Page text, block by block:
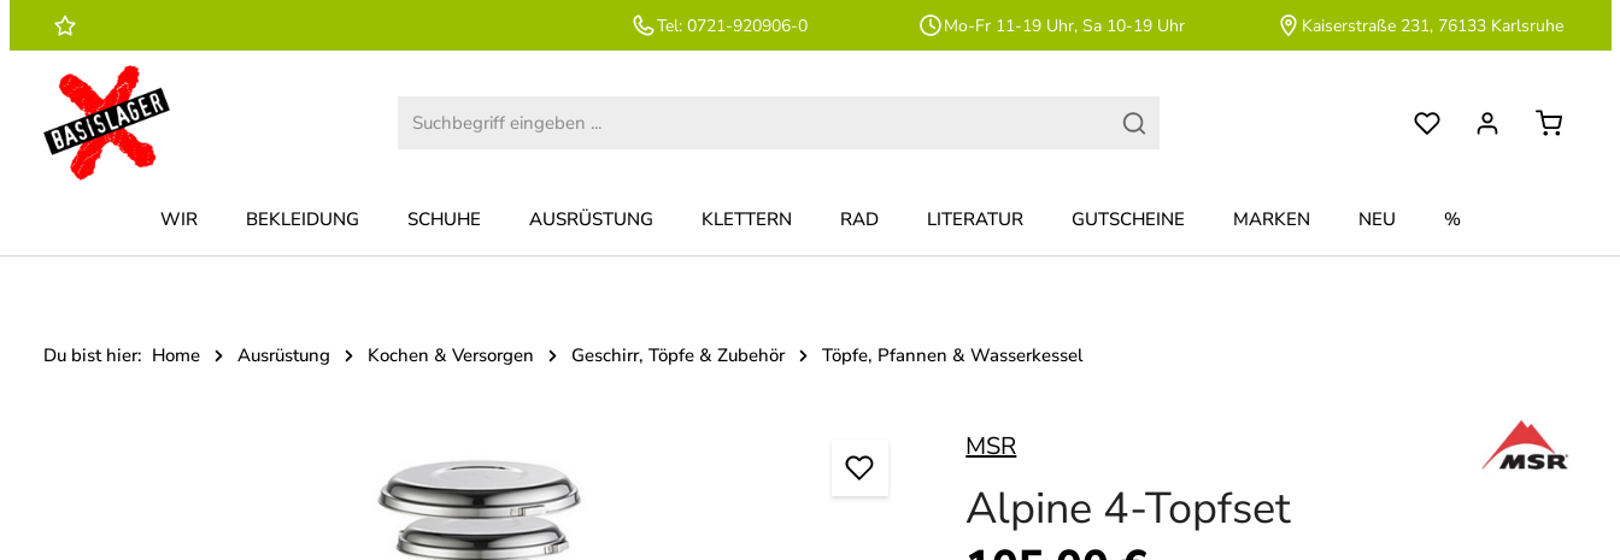
Hauptinhalt springen
Zur Suche springen
Zur Hauptnavigation springen Tel: 0721-920906-0 Mo-Fr 11-19 Uhr, Sa 10-19 Uhr Kaiserstraße 231, 76133 Karlsruhe
WIR BEKLEIDUNG SCHUHE AUSRÜSTUNG KLETTERN RAD LITERATUR GUTSCHEINE MARKEN NEU %
Du bist hier: Home Ausrüstung Kochen & Versorgen Geschirr, Töpfe & Zubehör Töpfe, Pfannen & Wasserkessel
MSR
Alpine 4-Topfset
Regulärer Preis: